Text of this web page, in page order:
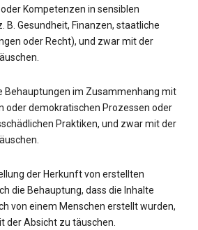
Kompetenzen in sensiblen
B. Gesundheit, Finanzen, staatliche
oder Recht), und zwar mit der
Behauptungen im Zusammenhang mit
oder demokratischen Prozessen oder
Praktiken, und zwar mit der
der Herkunft von erstellten
die Behauptung, dass die Inhalte
von einem Menschen erstellt wurden,
der Absicht zu täuschen.